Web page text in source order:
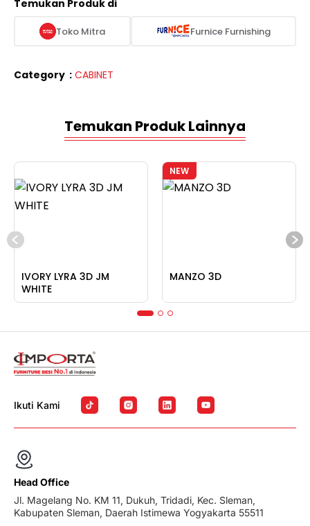
Temukan Produk di
Toko Mitra Furnice Furnishing
Category : CABINET
Temukan Produk Lainnya
IVORY LYRA 3D JM
WHITE
NEW
MANZO 3D
Ikuti Kami
Head Office
Jl. Magelang No. KM 11, Dukuh, Tridadi, Kec. Sleman,
Kabupaten Sleman, Daerah Istimewa Yogyakarta 55511